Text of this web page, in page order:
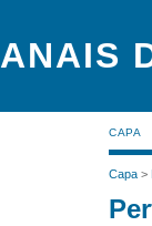
ANAIS
CAPA
Capa >